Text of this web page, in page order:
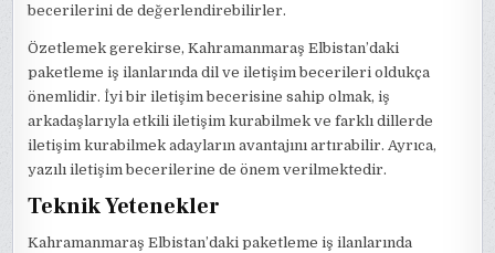
becerilerini de değerlendirebilirler.
Özetlemek gerekirse, Kahramanmaraş Elbistan’daki
paketleme iş ilanlarında dil ve iletişim becerileri oldukça
önemlidir. İyi bir iletişim becerisine sahip olmak, iş
arkadaşlarıyla etkili iletişim kurabilmek ve farklı dillerde
iletişim kurabilmek adayların avantajını artırabilir. Ayrıca,
yazılı iletişim becerilerine de önem verilmektedir.
Teknik Yetenekler
Kahramanmaraş Elbistan’daki paketleme iş ilanlarında